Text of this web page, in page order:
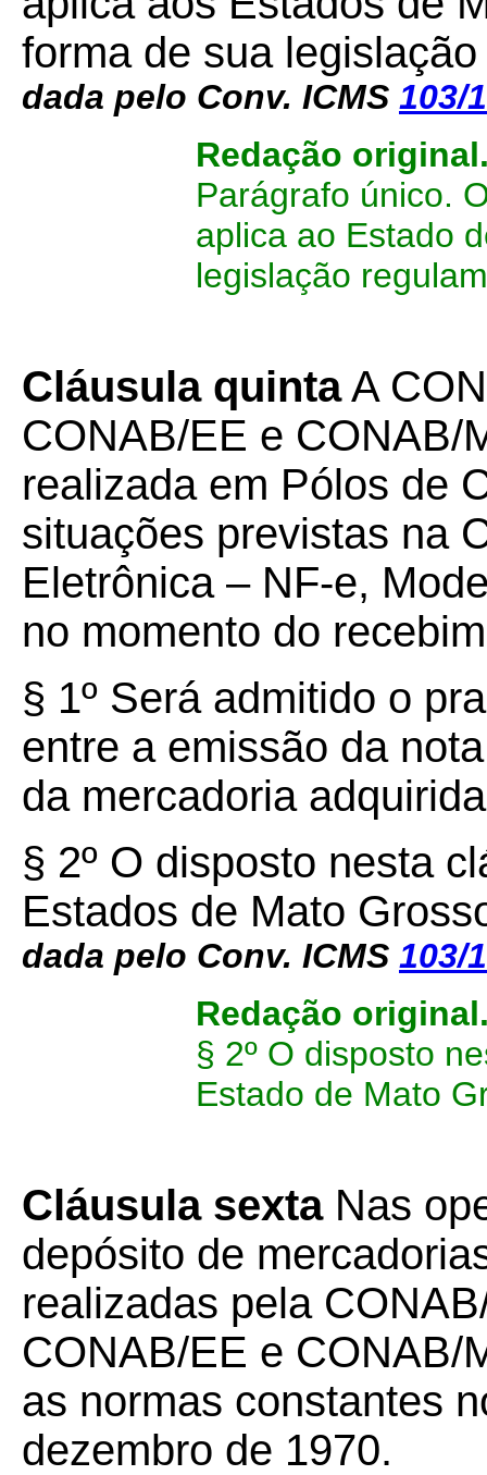
forma de sua
dada pelo Conv. ICMS 103/
Redação
Parágrafo único.
aplica ao Estado
legislação
Cláusula quintaA
CONAB/EE e CONAB/
realizada em Pólos de
situações previstas na
Eletrônica – NF-e,
no momento do
§ 1º Será admitido o
entre a emissão da
da mercadoria
§ 2º O disposto nesta
Estados de Mato
dada pelo Conv. ICMS 103/
Redação
§ 2º O disposto
Estado de Mato
Cláusula sextaNas
depósito de
realizadas pela
CONAB/EE e CONAB/
as normas constantes
dezembro de 1970.